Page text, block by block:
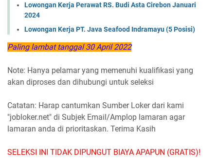
Lowongan Kerja Perawat RS. Budi Asta Cirebon Januari
2024
Lowongan Kerja PT. Java Seafood Indramayu (5 Posisi)
Paling lambat tanggal 30 April 2022
Note: Hanya pelamar yang memenuhi kualifikasi yang
akan diproses dan dihubungi untuk seleksi
Catatan: Harap cantumkan Sumber Loker dari kami
"jobloker.net" di Subjek Email/Amplop lamaran agar
lamaran anda di prioritaskan. Terima Kasih
SELEKSI INI TIDAK DIPUNGUT BIAYA APAPUN (GRATIS)!